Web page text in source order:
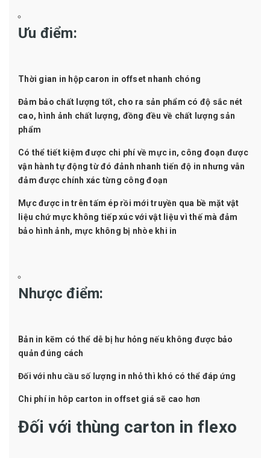
Ưu điểm:
Thời gian in hộp caron in offset nhanh chóng
Đảm bảo chất lượng tốt, cho ra sản phẩm có độ sắc nét
cao, hình ảnh chất lượng, đồng đều về chất lượng sản
phẩm
Có thể tiết kiệm được chi phí về mực in, công đoạn được
vận hành tự động từ đó đảnh nhanh tiến độ in nhưng vẫn
đảm được chính xác từng công đoạn
Mực được in trên tấm ép rồi mới truyền qua bề mặt vật
liệu chứ mực không tiếp xúc với vật liệu vì thế mà đảm
bảo hình ảnh, mực không bị nhòe khi in
Nhược điểm:
Bản in kẽm có thể dễ bị hư hỏng nếu không được bảo
quản đúng cách
Đối với nhu cầu số lượng in nhỏ thì khó có thể đáp ứng
Chi phí in hôp carton in offset giá sẽ cao hơn
Đối với thùng carton in flexo